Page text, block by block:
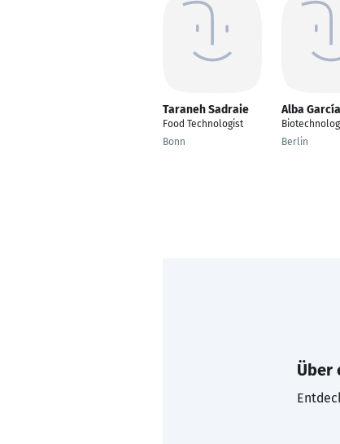
Taraneh Sadraie
Food Technologist
Bonn
Alba
Berlin
Über